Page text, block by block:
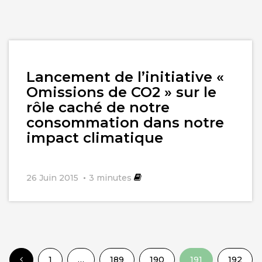
Lancement de l’initiative «
Omissions de CO2 » sur le
rôle caché de notre
consommation dans notre
impact climatique
26 Juin 2015 3 minutes
l'article
1 … 189 190 191 192